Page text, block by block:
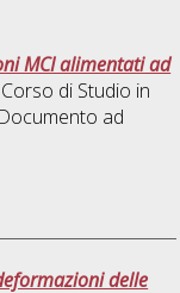
MCI alimentati ad
di Studio in
ad
delle